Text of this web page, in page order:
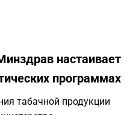
настаивает
программах
табачной продукции